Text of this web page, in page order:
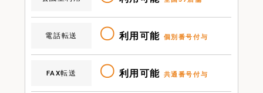
電話転送 〇 利用可能 個別番号付与
FAX転送 〇 利用可能 共通番号付与